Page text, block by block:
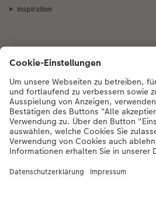
Inspiration
Bei Fragen zu Produkten oder der
Montag bis Samstag von 8:00 – 20:00
20:00 Uhr (gesetzliche Feiertage
Telefonnummer044 499 01
DE |FR|IT